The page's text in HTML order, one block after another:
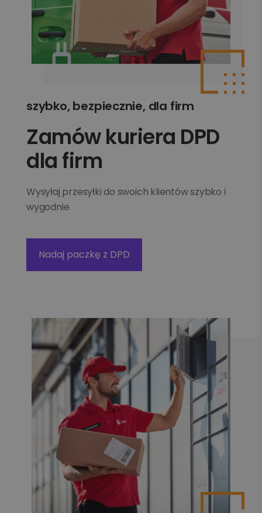
szybko, bezpiecznie, dla firm
Zamów kuriera DPD
dla firm
Wysyłaj przesyłki do swoich klientów szybko i
wygodnie
Nadaj paczkę z DPD